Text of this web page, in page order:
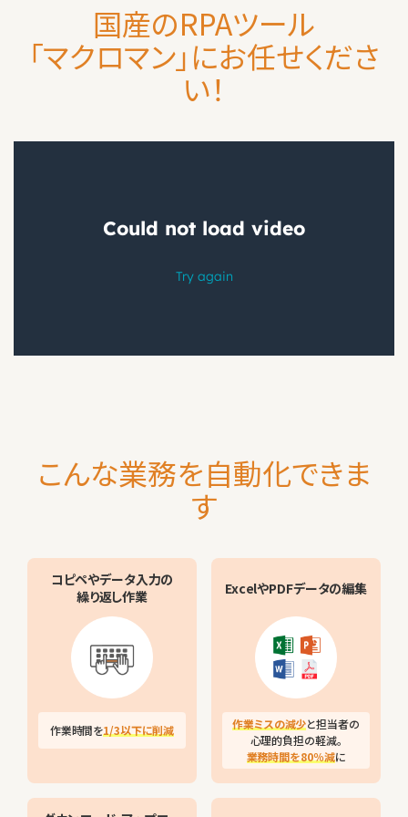
国産のRPAツール
「マクロマン」にお任せくださ
い！
こんな業務を自動化できま
す
コピペやデータ入力の
繰り返し作業
作業時間を1/3以下に削減
ExcelやPDFデータの編集
作業ミスの減少と担当者の
心理的負担の軽減。
業務時間を80％減に